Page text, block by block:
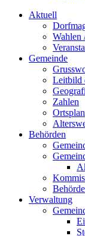
Aktuell
Wahlen
Gemeinde
Leitbild
Zahlen
Ortsplan
Behörden
Verwaltung